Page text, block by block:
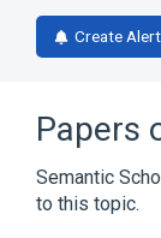
Create Alert
Papers
Semantic
to this topic.